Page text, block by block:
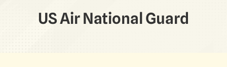
US Air National Guard